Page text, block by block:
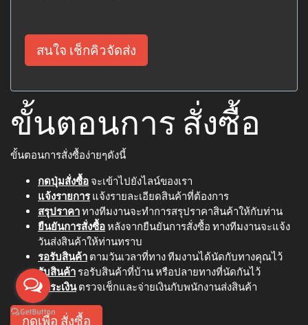
สนใจ เช็กคิวจัดส่ง
ขั้นตอนการ สั่งซื้อ
ขั้นตอนการสั่งซื้อง่ายๆดังนี้
กดปุ่มสั่งซื้อ จะเข้าไปยังไลน์ของเรา
แจ้งรายการแจ้งรายละเอียดสินค้าที่ต้องการ
สรุปราคาทางทีมงานจะทำการสรุปราคาสินค้าให้กับท่าน
ยืนยันการสั่งซื้อหลังจากยืนยันการสั่งซื้อ ทางทีมงานจะแจ้ง
วันส่งสินค้าให้ท่านทราบ
รอรับสินค้า ตามวันเวลาที่ทาง ทีมงานได้นัดกับทางคุณไว้
รับสินค้า รอรับสินค้าที่บ้าน หรือปลายทางที่นัดกันไว้
ชำระเงินตรวจเช็กและจ่ายเงินกับพนักงานส่งสินค้า
กดเพื่อ สั่งซื้อ